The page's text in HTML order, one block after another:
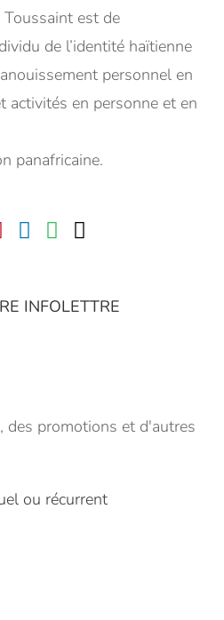
est de
de l’identité haïtienne
personnel en
activités en personne et en
panafricaine.
INFOLETTRE
des promotions et d'autres
ou récurrent